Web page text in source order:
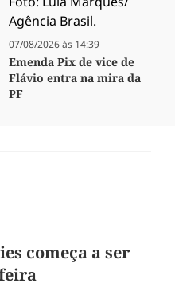
07/08/2026 às 14:39
Emenda Pix de vice de
Flávio entra na mira da
PF
começa a ser